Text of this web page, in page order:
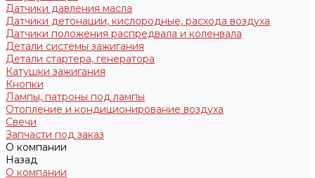
Датчики давления масла
Датчики детонации, кислородные, расхода воздуха
Датчики положения распредвала и коленвала
Детали системы зажигания
Детали стартера, генератора
Катушки зажигания
Кнопки
Лампы, патроны под лампы
Отопление и кондиционирование воздуха
Свечи
Запчасти под заказ
О компании
Назад
О компании